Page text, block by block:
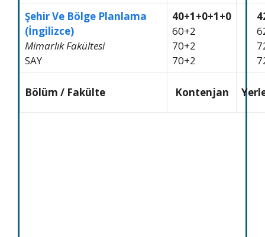
Şehir Ve Bölge Planlama
(İngilizce)
Mimarlık Fakültesi
SAY
40+1+0+1+0
60+2
70+2
70+2
Bölüm / Fakülte Kontenjan